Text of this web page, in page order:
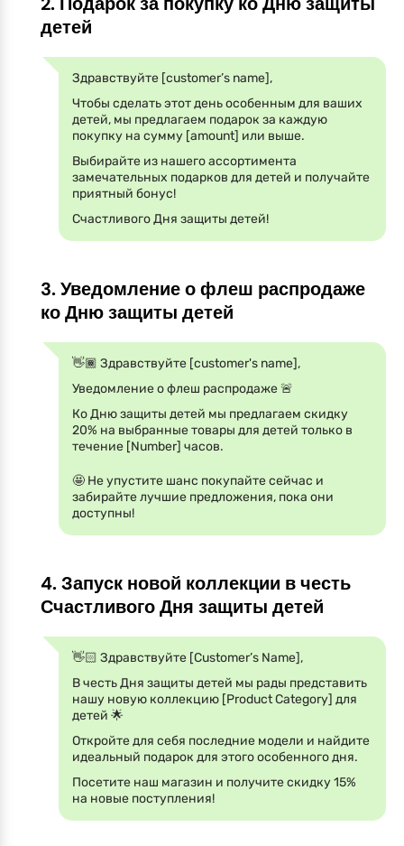
детей
Здравствуйте [customer’s name],
Чтобы сделать этот день особенным для ваших
детей, мы предлагаем подарок за каждую
покупку на сумму [amount] или выше.
Выбирайте из нашего ассортимента
замечательных подарков для детей и получайте
приятный бонус!
Счастливого Дня защиты детей!
3. Уведомление о флеш распродаже
ко Дню защиты детей
👋🏾 Здравствуйте [customer's name],
Уведомление о флеш распродаже 🚨
Ко Дню защиты детей мы предлагаем скидку
20% на выбранные товары для детей только в
течение [Number] часов.
🤩 Не упустите шанс покупайте сейчас и
забирайте лучшие предложения, пока они
доступны!
4. Запуск новой коллекции в честь
Счастливого Дня защиты детей
👋🏻 Здравствуйте [Customer’s Name],
В честь Дня защиты детей мы рады представить
нашу новую коллекцию [Product Category] для
детей 🌟
Откройте для себя последние модели и найдите
идеальный подарок для этого особенного дня.
Посетите наш магазин и получите скидку 15%
на новые поступления!